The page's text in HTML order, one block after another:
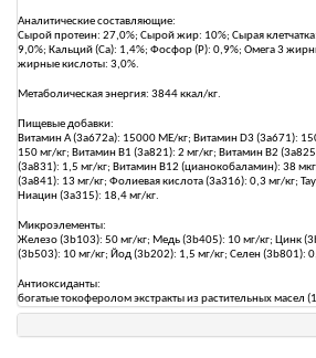
Аналитические составляющие:
Сырой протеин: 27,0%; Сырой жир: 10%; Сырая
9,0%; Кальций (Ca): 1,4%; Фосфор (P): 0,9%; Омега 3
жирные кислоты: 3,0%.
Метаболическая энергия: 3844 ккал/кг.
Пищевые добавки:
Витамин А (3a672a): 15000 МЕ/кг; Витамин D3 (3a671):
150 мг/кг; Витамин B1 (3a821): 2 мг/кг; Витамин B2
(3a831): 1,5 мг/кг; Витамин B12 (цианокобаламин): 38
(3a841): 13 мг/кг; Фолиевая кислота (3a316): 0,3 мг/кг;
Ниацин (3a315): 18,4 мг/кг.
Микроэлементы:
Железо (3b103): 50 мг/кг; Медь (3b405): 10 мг/кг; Цинк
(3b503): 10 мг/кг; Йод (3b202): 1,5 мг/кг; Селен (3b801):
Антиоксиданты:
богатые токоферолом экстракты из растительных масел